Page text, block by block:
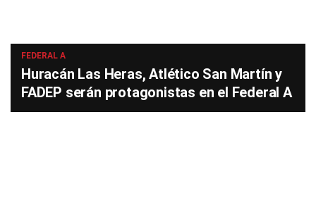
FEDERAL A
Huracán Las Heras, Atlético San Martín y
FADEP serán protagonistas en el Federal A